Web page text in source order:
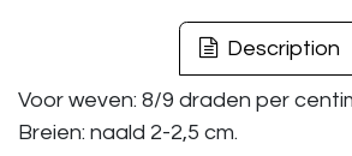
Description
Voor weven: 8/9 draden per
Breien: naald 2-2,5 cm.